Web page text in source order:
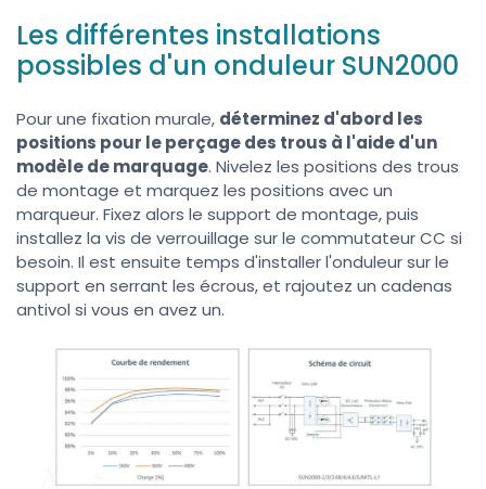
Les différentes installations
possibles d'un onduleur SUN2000
Pour une fixation murale, déterminez d'abord les
positions pour le perçage des trous à l'aide d'un
modèle de marquage. Nivelez les positions des trous
de montage et marquez les positions avec un
marqueur. Fixez alors le support de montage, puis
installez la vis de verrouillage sur le commutateur CC si
besoin. Il est ensuite temps d'installer l'onduleur sur le
support en serrant les écrous, et rajoutez un cadenas
antivol si vous en avez un.